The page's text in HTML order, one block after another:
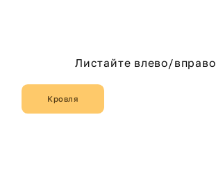
Листайте влево/вправо
Кровля